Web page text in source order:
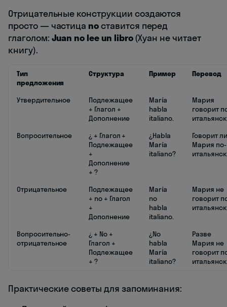
Отрицательные конструкции создаются
просто — частица noставится перед
глаголом: Juan no lee un libro(Хуан не читает
книгу).
Тип
предложения
Структура Пример Перевод
Утвердительное
Подлежащее
+ Глагол +
Дополнение
María
habla
italiano.
Мария
говорит
Вопросительное
¿ + Глагол +
Подлежащее
+
Дополнение
+ ?
¿Habla
María
italiano?
Говорит ли
Мария по-
Отрицательное
Подлежащее
+ no + Глагол
+
Дополнение
María
no
habla
italiano.
Мария не
говорит
Вопросительно-
отрицательное
¿ + No +
Глагол +
Подлежащее
+ ?
¿No
habla
María
italiano?
Разве
Мария не
говорит
Практические советы для запоминания: